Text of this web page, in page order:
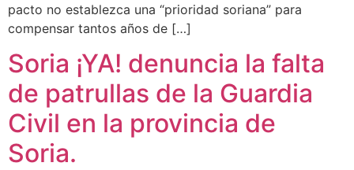
pacto no establezca una “prioridad soriana” para
compensar tantos años de […]
Soria ¡YA! denuncia la falta
de patrullas de la Guardia
Civil en la provincia de
Soria.